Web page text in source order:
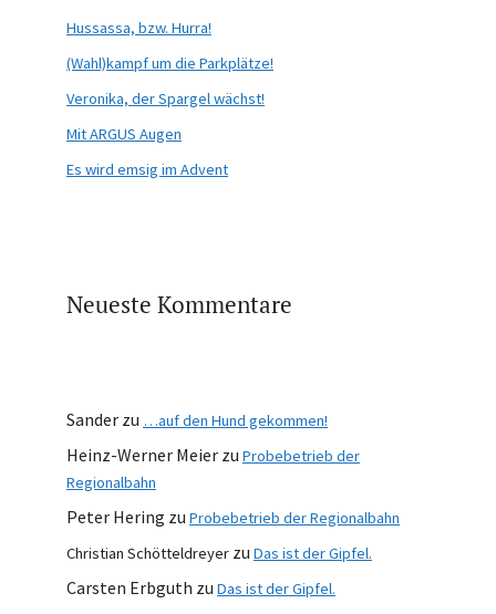
Hussassa, bzw. Hurra!
(Wahl)kampf um die Parkplätze!
Veronika, der Spargel wächst!
Mit ARGUS Augen
Es wird emsig im Advent
Neueste Kommentare
Sander zu …auf den Hund gekommen!
Heinz-Werner Meier zu Probebetrieb der
Regionalbahn
Peter Hering zu Probebetrieb der Regionalbahn
Christian Schötteldreyer zu Das ist der Gipfel.
Carsten Erbguth zu Das ist der Gipfel.